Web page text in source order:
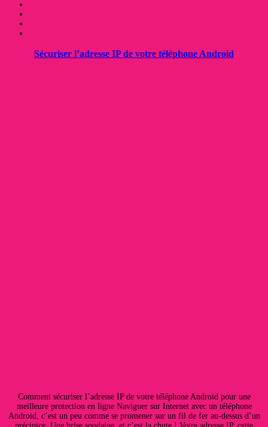
Sécuriser l’adresse IP de votre téléphone Android
Comment sécuriser l’adresse IP de votre téléphone Android pour une
meilleure protection en ligne Naviguer sur Internet avec un téléphone
Android, c’est un peu comme se promener sur un fil de fer au-dessus d’un